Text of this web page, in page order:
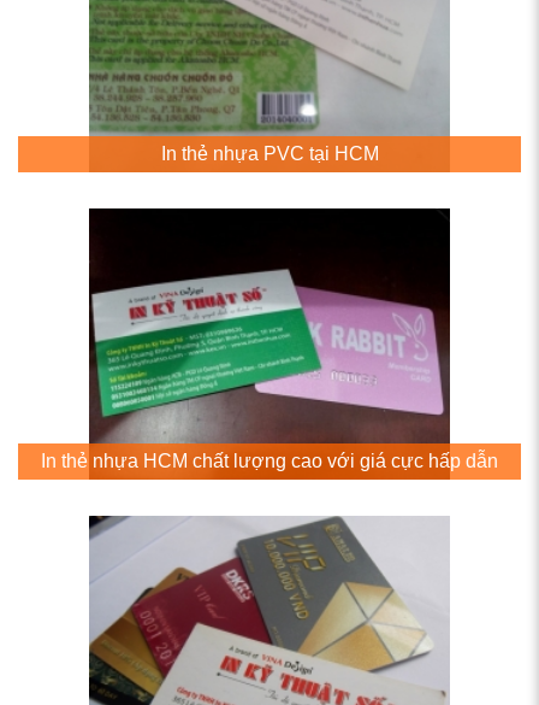
In thẻ nhựa PVC tại HCM
In thẻ nhựa HCM chất lượng cao với giá cực hấp dẫn